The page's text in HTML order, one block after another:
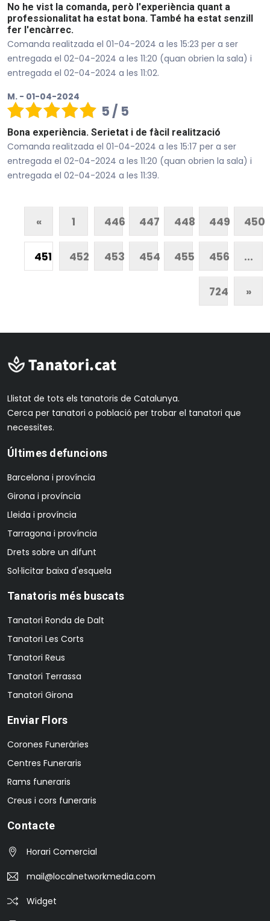
No he vist la comanda, però l'experiència quant a
professionalitat ha estat bona. També ha estat senzill
fer l'encàrrec.
Comanda realitzada el 01-04-2024 a les 15:23 per a ser
entregada el 02-04-2024 a les 11:20 (quan obrien la sala) i
entregada el 02-04-2024 a les 11:02.
M. - 01-04-2024
5 / 5
Bona experiència. Serietat i de fàcil realització
Comanda realitzada el 01-04-2024 a les 15:17 per a ser
entregada el 02-04-2024 a les 11:20 (quan obrien la sala) i
entregada el 02-04-2024 a les 11:39.
« 1 446 447 448 449 450
451 452 453 454 455 456 ...
724 »
Llistat de tots els tanatoris de Catalunya.
Cerca per tanatori o població per trobar el tanatori que
necessites.
Últimes defuncions
Barcelona i província
Girona i província
Lleida i província
Tarragona i província
Drets sobre un difunt
Sol·licitar baixa d'esquela
Tanatoris més buscats
Tanatori Ronda de Dalt
Tanatori Les Corts
Tanatori Reus
Tanatori Terrassa
Tanatori Girona
Enviar Flors
Corones Funeràries
Centres Funeraris
Rams funeraris
Creus i cors funeraris
Contacte
Horari Comercial
mail@localnetworkmedia.com
Widget